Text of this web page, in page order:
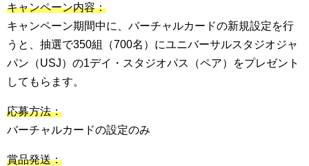
キャンペーン内容：
キャンペーン期間中に、バーチャルカードの新規設定を行
うと、抽選で350組（700名）にユニバーサルスタジオジャ
パン（USJ）の1デイ・スタジオパス（ペア）をプレゼント
してもらます。
応募方法：
バーチャルカードの設定のみ
賞品発送：